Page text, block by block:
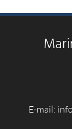
E-mail: